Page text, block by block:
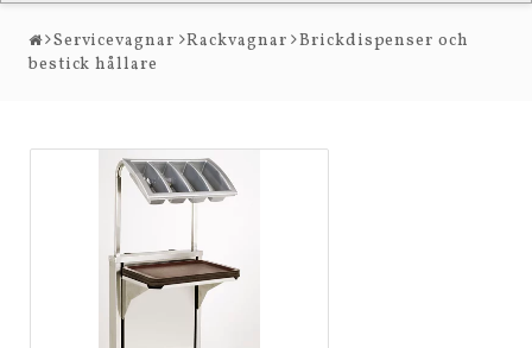
Servicevagnar Rackvagnar Brickdispenser och
bestick hållare